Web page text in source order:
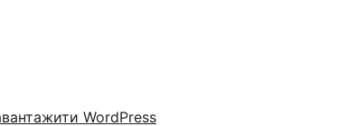
WordPress